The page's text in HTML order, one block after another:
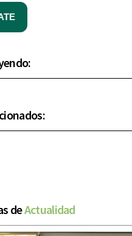
deActualidad